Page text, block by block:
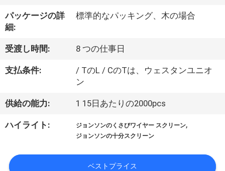
つ
い
て
工
場
学
パッケージの詳
細:
標準的なパッキング、木の場合
受渡し時間: 8 つの仕事日
支払条件:
/ TのL / CのTは、ウェスタンユニオ
ン
供給の能力: 1 15日あたりの2000pcs
ハイライト: ジョンソンのくさびワイヤー スクリーン,
ジョンソンの十分スクリーン
ベストプライス